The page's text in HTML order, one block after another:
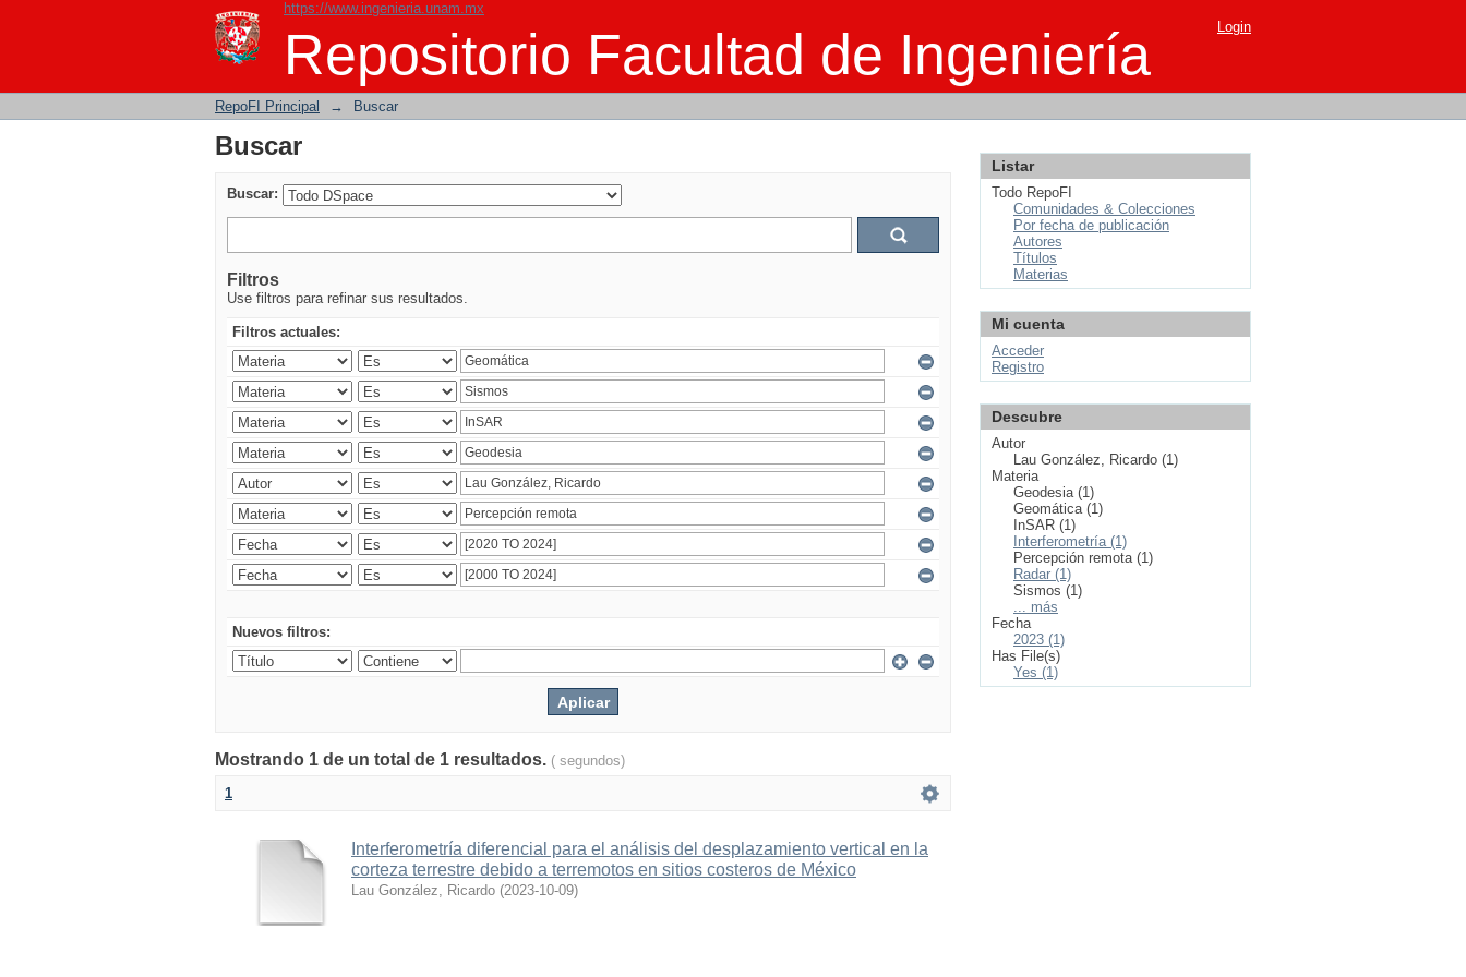
https://www.ingenieria.unam.mx
Repositorio Facultad de Ingeniería
Buscar Login
RepoFI Principal → Buscar
Buscar
Buscar:
Filtros
Use filtros para refinar sus resultados.
Filtros actuales:
Nuevos filtros:
Mostrando 1 de un total de 1 resultados. ( segundos)
1
Interferometría diferencial para el análisis del desplazamiento vertical en la
corteza terrestre debido a terremotos en sitios costeros de México
Lau González, Ricardo (2023-10-09)
Listar
Todo RepoFI
Comunidades & Colecciones
Por fecha de publicación
Autores
Títulos
Materias
Mi cuenta
Acceder
Registro
Descubre
Autor
Lau González, Ricardo (1)
Materia
Geodesia (1)
Geomática (1)
InSAR (1)
Interferometría (1)
Percepción remota (1)
Radar (1)
Sismos (1)
... más
Fecha
2023 (1)
Has File(s)
Yes (1)